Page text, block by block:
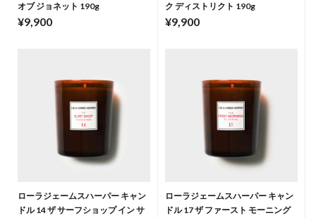
オブ ジョネット 190g
¥9,900
ク ディストリクト 190g
¥9,900
ローラジェームスハーパー キャン
ドル 14 ザ サーフショップ イン サ
ローラジェームスハーパー キャン
ドル 17 ザ ファースト モーニング